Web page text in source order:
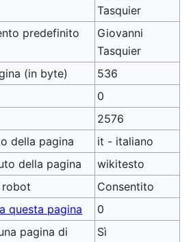
Tasquier
predefinito
Giovanni
Tasquier
(in byte)
536
0
2576
della pagina
it - italiano
della pagina
wikitesto
robot
Consentito
questa pagina
0
pagina di
Sì